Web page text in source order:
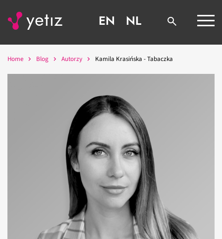
EN NL
Home Blog Autorzy Kamila Krasińska - Tabaczka